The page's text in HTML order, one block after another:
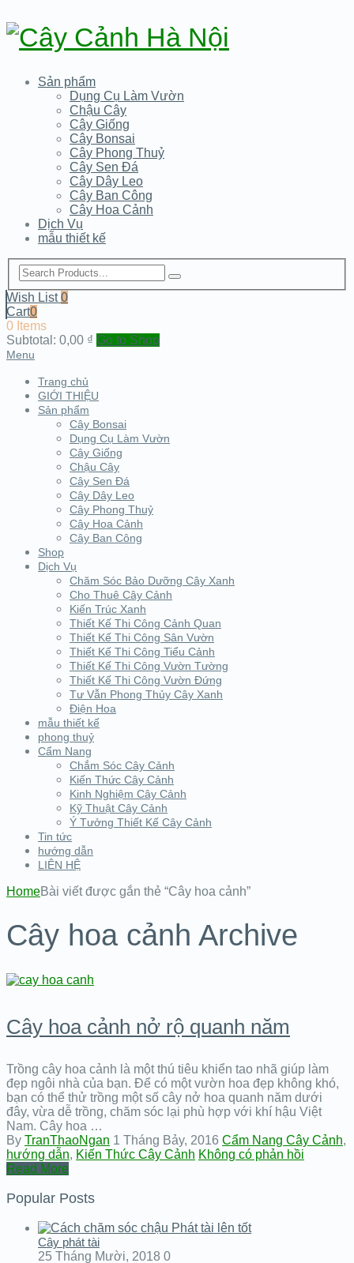
Sản phẩm
Dụng Cụ Làm Vườn
Chậu Cây
Cây Giống
Cây Bonsai
Cây Phong Thuỷ
Cây Sen Đá
Cây Dây Leo
Cây Ban Công
Cây Hoa Cảnh
Dịch Vụ
mẫu thiết kế
Wish List0
Cart0
0 Items
Subtotal: 0,00 ₫ Go to Shop
Menu
Trang chủ
GIỚI THIỆU
Sản phẩm
Cây Bonsai
Dụng Cụ Làm Vườn
Cây Giống
Chậu Cây
Cây Sen Đá
Cây Dây Leo
Cây Phong Thuỷ
Cây Hoa Cảnh
Cây Ban Công
Shop
Dịch Vụ
Chăm Sóc Bảo Dưỡng Cây Xanh
Cho Thuê Cây Cảnh
Kiến Trúc Xanh
Thiết Kế Thi Công Cảnh Quan
Thiết Kế Thi Công Sân Vườn
Thiết Kế Thi Công Tiểu Cảnh
Thiết Kế Thi Công Vườn Tường
Thiết Kế Thi Công Vườn Đứng
Tư Vẫn Phong Thủy Cây Xanh
Điện Hoa
mẫu thiết kế
phong thuỷ
Cẩm Nang
Chắm Sóc Cây Cảnh
Kiến Thức Cây Cảnh
Kinh Nghiệm Cây Cảnh
Kỹ Thuật Cây Cảnh
Ý Tưởng Thiết Kế Cây Cảnh
Tin tức
hướng dẫn
LIÊN HỆ
HomeBài viết được gắn thẻ “Cây hoa cảnh”
Cây hoa cảnh Archive
Cây hoa cảnh nở rộ quanh năm
Trồng cây hoa cảnh là một thú tiêu khiển tao nhã giúp làm
đẹp ngôi nhà của bạn. Để có một vườn hoa đẹp không khó,
bạn có thể thử trồng một số cây nở hoa quanh năm dưới
đây, vừa dễ trồng, chăm sóc lại phù hợp với khí hậu Việt
Nam. Cây hoa …
By TranThaoNgan 1 Tháng Bảy, 2016 Cẩm Nang Cây Cảnh,
hướng dẫn, Kiến Thức Cây Cảnh Không có phản hồi
Read More
Popular Posts
Cây phát tài
25 Tháng Mười, 2018 0